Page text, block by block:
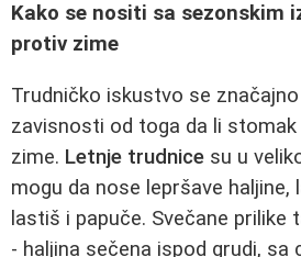
Kako se nositi sa sezonskim
protiv zime
Trudničko iskustvo se
zavisnosti od toga da li
zime. Letnje trudnice su u
mogu da nose lepršave haljine,
lastiš i papuče. Svečane prilike
- haljina sečena ispod grudi, sa